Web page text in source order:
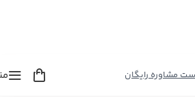
مشاوره رایگان